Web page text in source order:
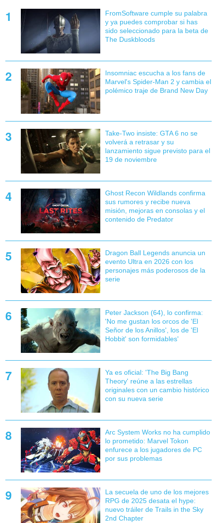
FromSoftware cumple su palabra
y ya puedes comprobar si has
sido seleccionado para la beta de
The Duskbloods
Insomniac escucha a los fans de
Marvel's Spider-Man 2 y cambia el
polémico traje de Brand New Day
Take-Two insiste: GTA 6 no se
volverá a retrasar y su
lanzamiento sigue previsto para el
19 de noviembre
Ghost Recon Wildlands confirma
sus rumores y recibe nueva
misión, mejoras en consolas y el
contenido de Predator
Dragon Ball Legends anuncia un
evento Ultra en 2026 con los
personajes más poderosos de la
serie
Peter Jackson (64), lo confirma:
'No me gustan los orcos de 'El
Señor de los Anillos', los de 'El
Hobbit' son formidables'
Ya es oficial: 'The Big Bang
Theory' reúne a las estrellas
originales con un cambio histórico
con su nueva serie
Arc System Works no ha cumplido
lo prometido: Marvel Tokon
enfurece a los jugadores de PC
por sus problemas
La secuela de uno de los mejores
RPG de 2025 desata el hype:
nuevo tráiler de Trails in the Sky
2nd Chapter